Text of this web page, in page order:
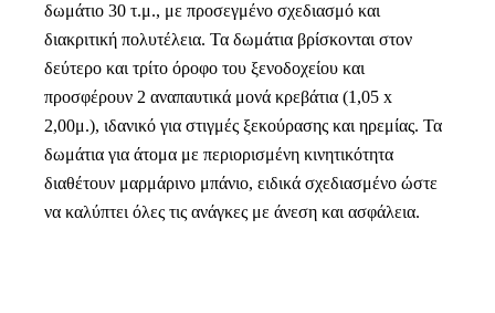
δωμάτιο 30 τ.μ., με προσεγμένο σχεδιασμό και
διακριτική πολυτέλεια. Τα δωμάτια βρίσκονται στον
δεύτερο και τρίτο όροφο του ξενοδοχείου και
προσφέρουν 2 αναπαυτικά μονά κρεβάτια (1,05 x
2,00μ.), ιδανικό για στιγμές ξεκούρασης και ηρεμίας. Τα
δωμάτια για άτομα με περιορισμένη κινητικότητα
διαθέτουν μαρμάρινο μπάνιο, ειδικά σχεδιασμένο ώστε
να καλύπτει όλες τις ανάγκες με άνεση και ασφάλεια.